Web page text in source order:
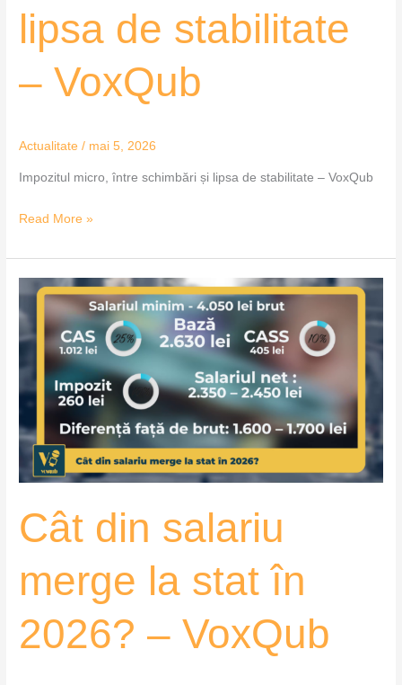
lipsa de stabilitate
– VoxQub
Actualitate / mai 5, 2026
Impozitul micro, între schimbări și lipsa de stabilitate – VoxQub
Read More »
Cât din salariu
merge la stat în
2026? – VoxQub
Cât
din
salariu
merge
stat
în
2026?
–